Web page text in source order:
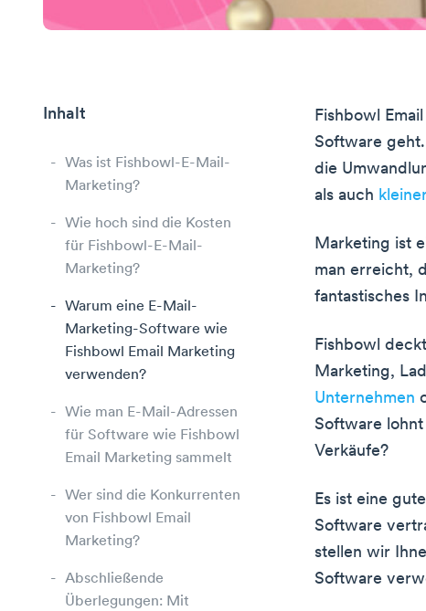
Inhalt
Was ist Fishbowl-E-Mail-
Marketing?
Wie hoch sind die Kosten
für Fishbowl-E-Mail-
Marketing?
Warum eine E-Mail-
Marketing-Software wie
Fishbowl Email Marketing
verwenden?
Wie man E-Mail-Adressen
für Software wie Fishbowl
Email Marketing sammelt
Wer sind die Konkurrenten
von Fishbowl Email
Marketing?
Abschließende
Überlegungen: Mit
Fishbowl
Software
die
als auch
Marketing ist
man erreicht,
fantastisches
Fishbowl
Marketing,
Unternehmen
Software
Verkäufe?
Es ist eine
Software
stellen wir
Software